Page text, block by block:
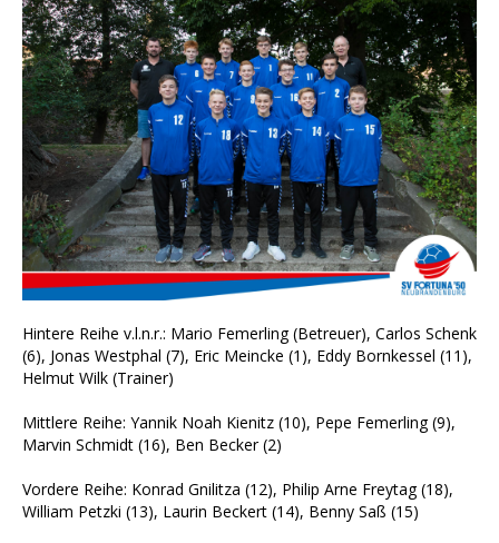
Hintere Reihe v.l.n.r.: Mario Femerling (Betreuer), Carlos Schenk
(6), Jonas Westphal (7), Eric Meincke (1), Eddy Bornkessel (11),
Helmut Wilk (Trainer)
Mittlere Reihe: Yannik Noah Kienitz (10), Pepe Femerling (9),
Marvin Schmidt (16), Ben Becker (2)
Vordere Reihe: Konrad Gnilitza (12), Philip Arne Freytag (18),
William Petzki (13), Laurin Beckert (14), Benny Saß (15)